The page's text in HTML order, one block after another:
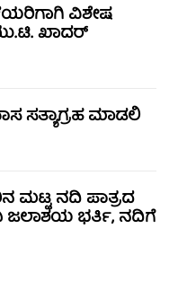
ವಿಶೇಷ
ಖಾದರ್
ಸತ್ಯಾಗ್ರಹ ಮಾಡಲಿ
ಮಟ್ಟ ನದಿ ಪಾತ್ರದ
ಜಲಾಶಯ ಭರ್ತಿ, ನದಿಗೆ